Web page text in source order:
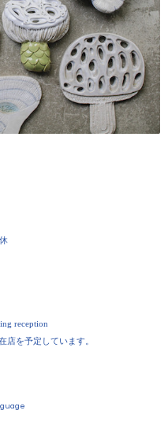
reception
店を予定しています。